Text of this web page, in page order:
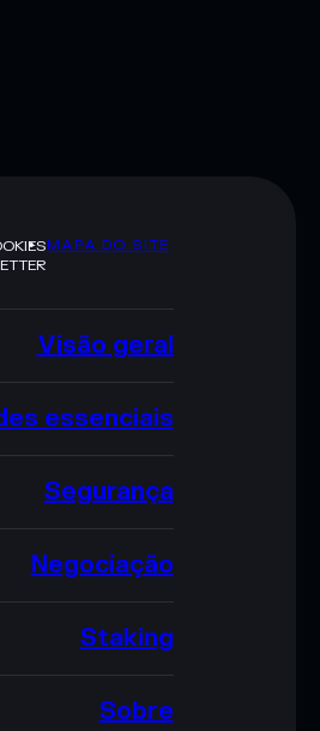
MAPA DO SITE
Visão geral
essenciais
Segurança
Negociação
Staking
Sobre